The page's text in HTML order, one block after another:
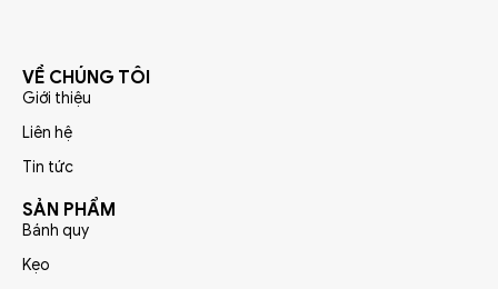
VỀ CHÚNG TÔI
Giới thiệu
Liên hệ
Tin tức
SẢN PHẨM
Bánh quy
Kẹo